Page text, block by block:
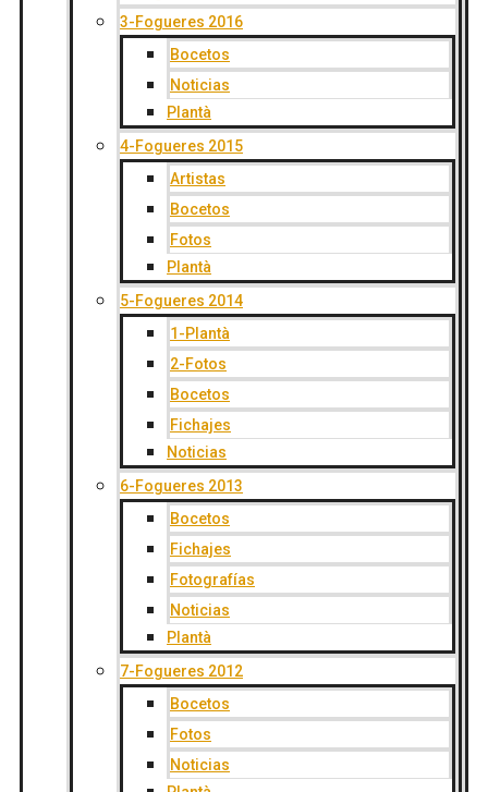
3-Fogueres 2016
Bocetos
Noticias
Plantà
4-Fogueres 2015
Artistas
Bocetos
Fotos
Plantà
5-Fogueres 2014
1-Plantà
2-Fotos
Bocetos
Fichajes
Noticias
6-Fogueres 2013
Bocetos
Fichajes
Fotografías
Noticias
Plantà
7-Fogueres 2012
Bocetos
Fotos
Noticias